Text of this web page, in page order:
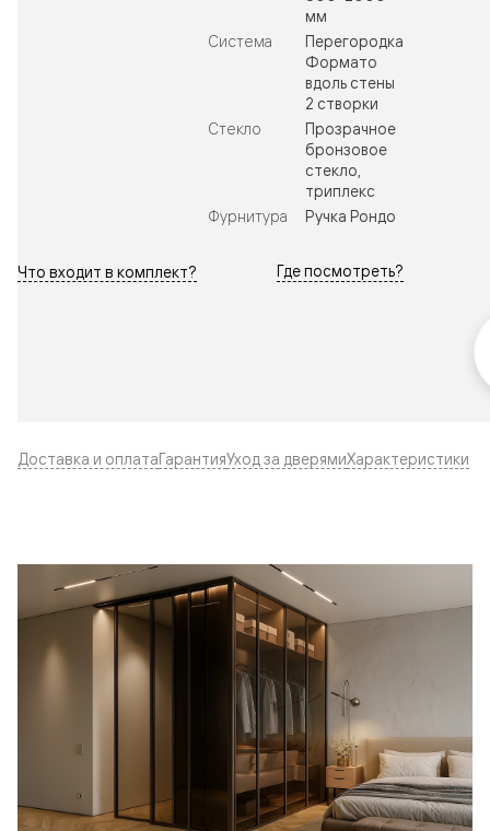
мм
Система
Перегородка
Формато
вдоль стены
2 створки
Стекло
Прозрачное
бронзовое
стекло,
триплекс
Фурнитура
Ручка Рондо
Что входит в комплект? Где посмотреть?
Доставка и оплатаГарантияУход за дверямиХарактеристики